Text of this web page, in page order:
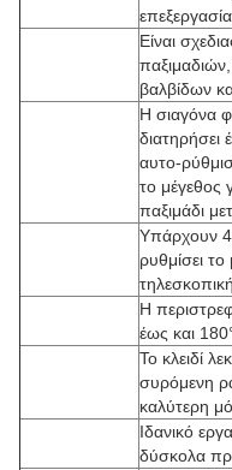
επεξεργασία.
Είναι
βαλβίδων
Η σιαγόνα
αυτο-
το μέγεθος
παξιμάδι
Υπάρχουν 4
ρυθμίσει
Η
έως και
Το κλειδί
συρόμενη
καλύτερη
Ιδανικό
δύσκολα